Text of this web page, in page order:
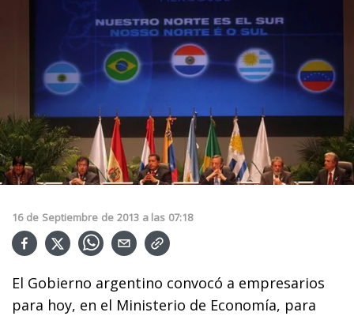
16 de Septiembre de 2013 a las 07:18
El Gobierno argentino convocó a empresarios
para hoy, en el Ministerio de Economía, para